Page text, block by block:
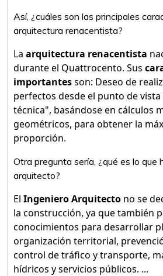
Así, ¿cuáles son las principales
arquitectura renacentista?
La arquitectura renacentista
durante el Quattrocento. Sus
importantesson: Deseo de
perfectos desde el punto de
técnica", basándose en cálculos
geométricos, para obtener la
proporción.
Otra pregunta sería, ¿qué es lo que
arquitecto?
El Ingeniero Arquitecto no se
la construcción, ya que también
conocimientos para desarrollar
organización territorial,
control de tráfico y transporte,
hídricos y servicios públicos. ...